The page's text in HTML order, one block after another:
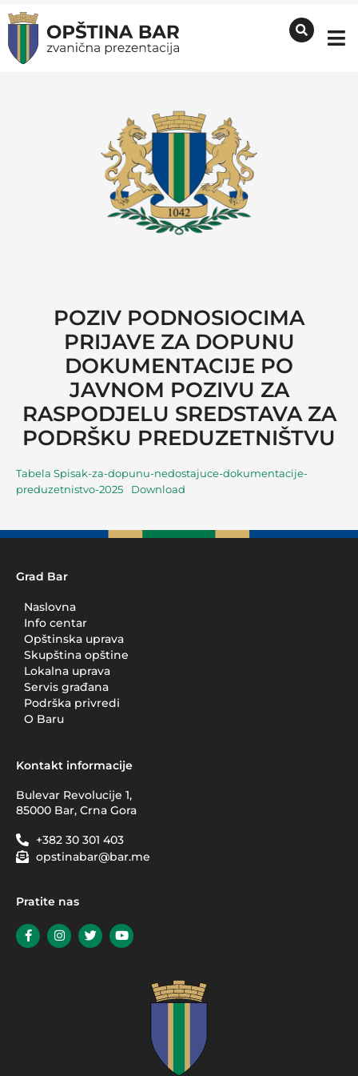
POZIV PODNOSIOCIMA
PRIJAVE ZA DOPUNU
DOKUMENTACIJE PO
JAVNOM POZIVU ZA
RASPODJELU SREDSTAVA ZA
PODRŠKU PREDUZETNIŠTVU
Tabela Spisak-za-dopunu-nedostajuce-dokumentacije-
preduzetnistvo-2025
Download
Grad Bar
Naslovna
Info centar
Opštinska uprava
Skupština opštine
Lokalna uprava
Servis građana
Podrška privredi
O Baru
Kontakt informacije
Bulevar Revolucije 1,
85000 Bar, Crna Gora
+382 30 301 403
opstinabar@bar.me
Pratite nas